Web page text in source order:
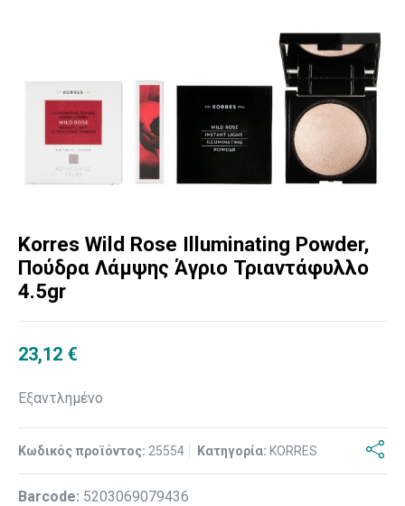
Korres Wild Rose Illuminating Powder,
Πούδρα Λάμψης Άγριο Τριαντάφυλλο
4.5gr
23,12 €
Εξαντλημένο
Κωδικός προϊόντος: 25554 Κατηγορία: KORRES
Βarcode: 5203069079436